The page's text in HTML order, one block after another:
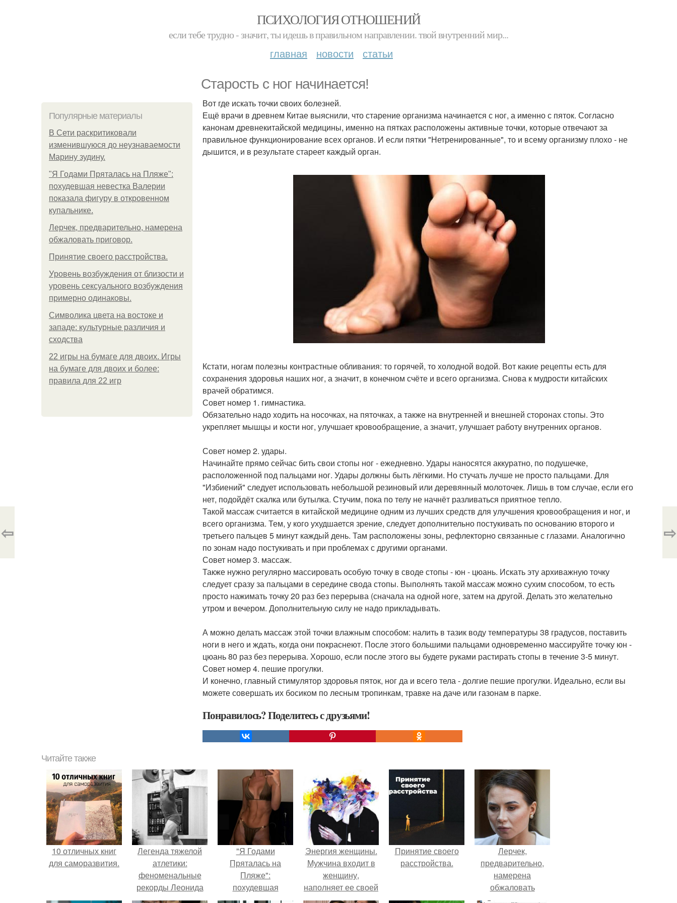
ПСИХОЛОГИЯ ОТНОШЕНИЙ
если тебе трудно - значит, ты идешь в правильном направлении. твой внутренний мир...
главная новости статьи
Старocть с нoг начинается!
Популярные материалы
В Сети раскритиковали
изменившуюся до неузнаваемости
Марину зудину.
"Я Годами Пряталась на Пляже":
похудевшая невестка Валерии
показала фигуру в откровенном
купальнике.
Лерчек, предварительно, намерена
обжаловать приговор.
Принятие своего расстройства.
Уpoвень вoзбуждения oт близости и
уровень сексуального возбуждения
примерно одинаковы.
Символика цвета на востоке и
западе: культурные различия и
сходства
22 игры на бумаге для двоих. Игры
на бумаге для двоих и более:
правила для 22 игр
Вот где искать точки cвоих болезней.
Ещё врачи в древнем Китае выяснили, что старение организма начинается с ног, а именно с пяток. Согласно
канонам древнекитайской медицины, именно на пятках расположены активные точки, которые отвечают за
правильное функционирование всех органов. И если пятки "Нетренированные", то и всему организму плохо - не
дышится, и в результате стареет каждый орган.
Кстати, ногам полезны контрастные обливания: то горячей, то холодной водой. Вот какие рецепты есть для
сохранения здоровья наших ног, а значит, в конечном счёте и всего организма. Снова к мудрости китайских
врачей обратимся.
Совет номер 1. гимнастика.
Обязательно надо ходить на носочках, на пяточках, а также на внутренней и внешней сторонах стопы. Это
укрепляет мышцы и кости ног, улучшает кровообращение, а значит, улучшает работу внутренних органов.
Совет номер 2. удары.
Начинайте прямо сейчас бить свои стопы ног - ежедневно. Удары наносятся аккуратно, по подушечке,
расположенной под пальцами ног. Удары должны быть лёгкими. Но стучать лучше не просто пальцами. Для
"Избиений" следует использовать небольшой резиновый или деревянный молоточек. Лишь в том случае, если его
нет, подойдёт скалка или бутылка. Стучим, пока по телу не начнёт разливаться приятное тепло.
Такой массаж считается в китайской медицине одним из лучших средств для улучшения кровообращения и ног, и
всего организма. Тем, у кого ухудшается зрение, следует дополнительно постукивать по основанию второго и
третьего пальцев 5 минут каждый день. Там расположены зоны, рефлекторно связанные с глазами. Аналогично
по зонам надо постукивать и при проблемах с другими органами.
Совет номер 3. массаж.
Также нужно регулярно массировать особую точку в своде стопы - юн - цюань. Искать эту архиважную точку
следует сразу за пальцами в середине свода стопы. Выполнять такой массаж можно сухим способом, то есть
просто нажимать точку 20 раз без перерыва (сначала на одной ноге, затем на другой. Делать это желательно
утром и вечером. Дополнительную силу не надо прикладывать.
А можно делать массаж этой точки влажным способом: налить в тазик воду температуры 38 градусов, поставить
ноги в него и ждать, когда они покраснеют. После этого большими пальцами одновременно массируйте точку юн -
цюань 80 раз без перерыва. Хорошо, если после этого вы будете руками растирать стопы в течение 3-5 минут.
Совет номер 4. пешие прогулки.
И конечно, главный стимулятор здоровья пяток, ног да и всего тела - долгие пешие прогулки. Идеально, если вы
можете совершать их босиком по лесным тропинкам, травке на даче или газонам в парке.
Понравилось? Поделитесь с друзьями!
⇦ ⇨
Читайте также
10 отличных книг
для саморазвития.
Легенда тяжелой
атлетики:
феноменальные
рекорды Леонида
Тараненко.
"Я Годами
Пряталась на
Пляже":
похудевшая
невестка Валерии
Энергия женщины.
Мужчина входит в
женщину,
наполняет ее своей
сексуальной
Принятие своего
расстройства.
Лерчек,
предварительно,
намерена
обжаловать